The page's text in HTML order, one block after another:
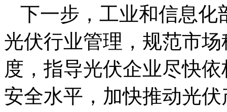
下一步，工业和信息化
光伏行业管理，规范市
度，指导光伏企业尽快
安全水平，加快推动光